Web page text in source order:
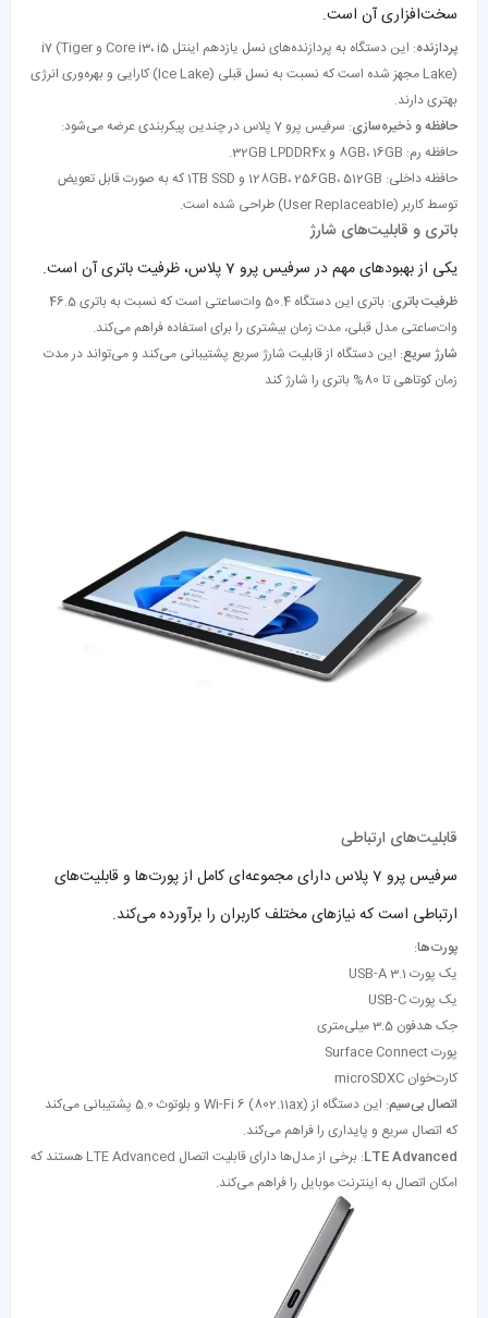
سخت‌افزاری آن است.
پردازنده
: این دستگاه به پردازنده‌های نسل یازدهم اینتل Core i3، i5 و i7 (Tiger
Lake) مجهز شده است که نسبت به نسل قبلی (Ice Lake) کارایی و بهره‌وری انرژی
بهتری دارند.
حافظه و ذخیره‌سازی: سرفیس پرو 7 پلاس در چندین پیکربندی عرضه می‌شود:
حافظه رم: 8GB، 16GB و 32GB LPDDR4x.
حافظه داخلی: 128GB، 256GB، 512GB و 1TB SSD که به صورت قابل تعویض
توسط کاربر (User Replaceable) طراحی شده است.
باتری و قابلیت‌های شارژ
یکی از بهبودهای مهم در سرفیس پرو 7 پلاس، ظرفیت باتری آن است.
ظرفیت باتری
: باتری این دستگاه 50.4 وات‌ساعتی است که نسبت به باتری 46.5
وات‌ساعتی مدل قبلی، مدت زمان بیشتری را برای استفاده فراهم می‌کند.
شارژ سریع: این دستگاه از قابلیت شارژ سریع پشتیبانی می‌کند و می‌تواند در مدت
زمان کوتاهی تا 80% باتری را شارژ کند
قابلیت‌های ارتباطی
سرفیس پرو 7 پلاس دارای مجموعه‌ای کامل از پورت‌ها و قابلیت‌های
ارتباطی است که نیازهای مختلف کاربران را برآورده می‌کند.
پورت‌ها:
یک پورت USB-A 3.1
یک پورت USB-C
جک هدفون 3.5 میلی‌متری
پورت Surface Connect
کارت‌خوان microSDXC
اتصال بی‌سیم
: این دستگاه از Wi-Fi 6 (802.11ax) و بلوتوث 5.0 پشتیبانی می‌کند
که اتصال سریع و پایداری را فراهم می‌کند.
LTE Advanced
: برخی از مدل‌ها دارای قابلیت اتصال LTE Advanced هستند که
امکان اتصال به اینترنت موبایل را فراهم می‌کند.